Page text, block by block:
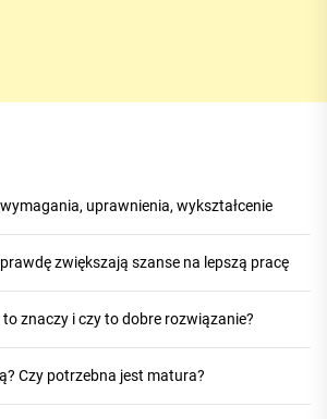
uprawnienia, wykształcenie
zwiększają szanse na lepszą pracę
znaczy i czy to dobre rozwiązanie?
Czy potrzebna jest matura?